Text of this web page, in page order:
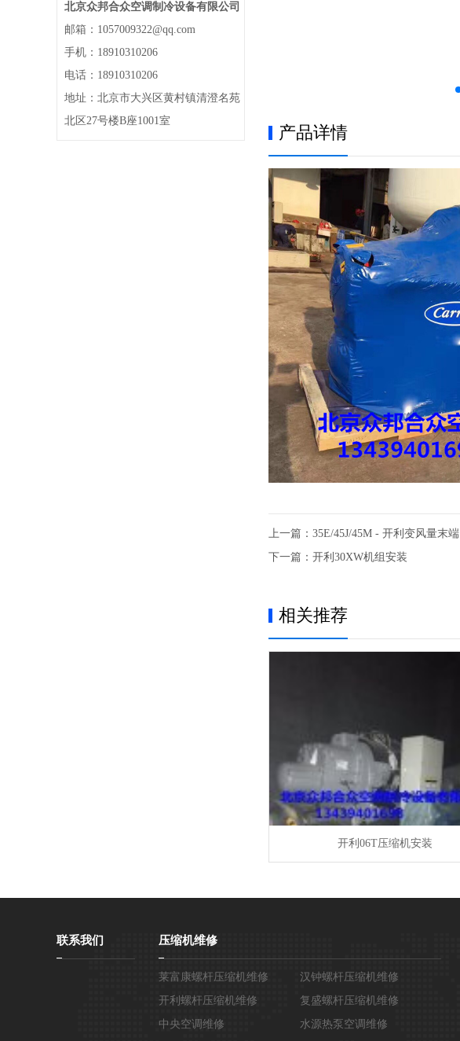
北京众邦合众空调制冷设备有限公司
邮箱：1057009322@qq.com
手机：18910310206
电话：18910310206
地址：北京市大兴区黄村镇清澄名苑
北区27号楼B座1001室
产品详情
上一篇： 35E/45J/45M - 开利变风量末端
下一篇： 开利30XW机组安装
相关推荐
开利06T压缩机安装
联系我们 压缩机维修
莱富康螺杆压缩机维修
汉钟螺杆压缩机维修
开利螺杆压缩机维修
复盛螺杆压缩机维修
中央空调维修
水源热泵空调维修